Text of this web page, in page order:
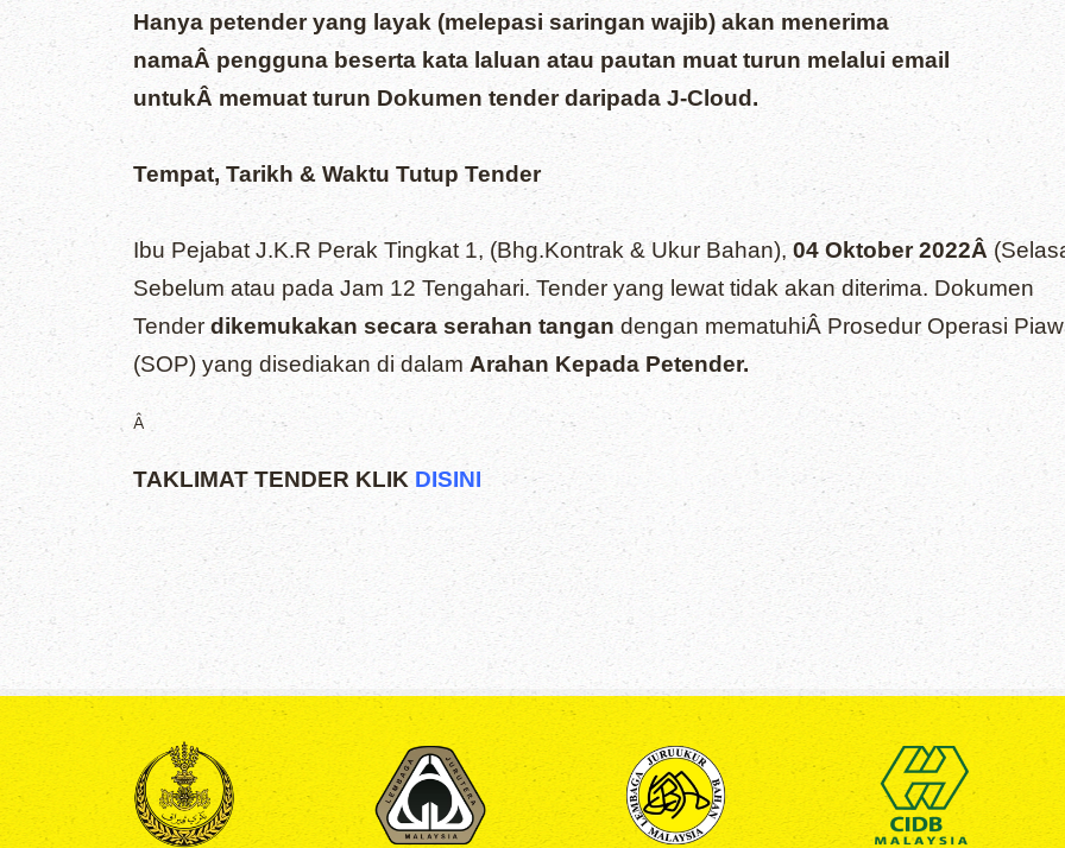
Hanya petender yang layak (melepasi saringan wajib) akan menerima
namaÂpengguna beserta kata laluan atau pautan muat turun melalui email
untukÂ memuat turun Dokumen tender daripada J-Cloud.
Tempat, Tarikh & Waktu Tutup Tender
Ibu Pejabat J.K.R Perak Tingkat 1, (Bhg.Kontrak & Ukur Bahan),04 Oktober 2022Â
Sebelum atau pada Jam 12 Tengahari. Tender yang lewat tidak akan diterima. Dokumen
Tender dikemukakan secara serahan tangan dengan mematuhiÂ Prosedur Operasi
(SOP) yang disediakan di dalam Arahan Kepada Petender.
Â
TAKLIMAT TENDER KLIK DISINI